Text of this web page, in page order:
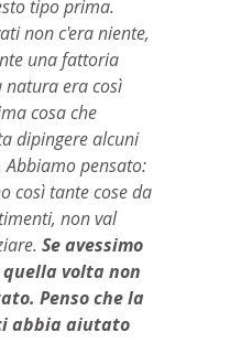
tipo prima.
non c'era niente,
una fattoria
era così
cosa che
dipingere alcuni
Abbiamo pensato:
così tante cose da
non val
Se avessimo
volta non
Penso che la
abbia aiutato